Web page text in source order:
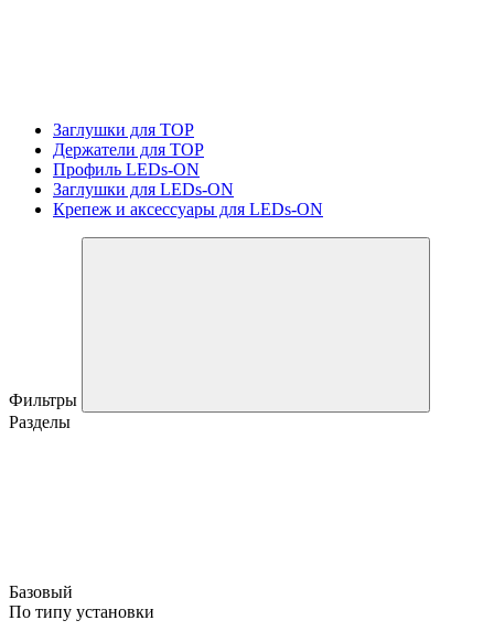
Заглушки для TOP
Держатели для TOP
Профиль LEDs-ON
Заглушки для LEDs-ON
Крепеж и аксессуары для LEDs-ON
Фильтры
Разделы
Базовый
По типу установки